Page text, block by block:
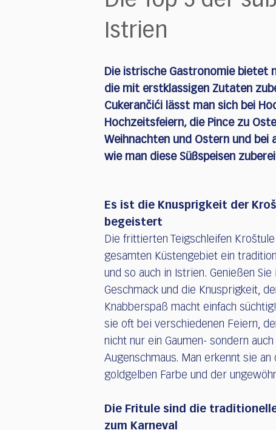
Istrien
Die istrische Gastronomie bietet
die mit erstklassigen Zutaten
Cukerančići lässt man sich bei
Hochzeitsfeiern, die Pince zu
Weihnachten und Ostern und bei
wie man diese Süßspeisen
Es ist die Knusprigkeit der
begeistert
Die frittierten Teigschleifen
gesamten Küstengebiet ein
und so auch in Istrien. Genießen Sie
Geschmack und die Knusprigkeit,
Knabberspaß macht einfach
sie oft bei verschiedenen Feiern,
nicht nur ein Gaumen- sondern auch
Augenschmaus. Man erkennt sie an
goldgelben Farbe und der
Die Fritule sind die
zum Karneval